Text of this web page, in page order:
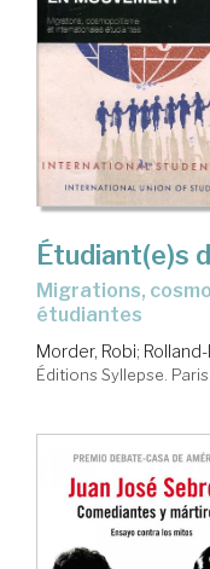
Étudiant(e)s
migrations, cosmopolitisme et internationales
étudiantes
Morder, Robi;
Éditions Syllepse.